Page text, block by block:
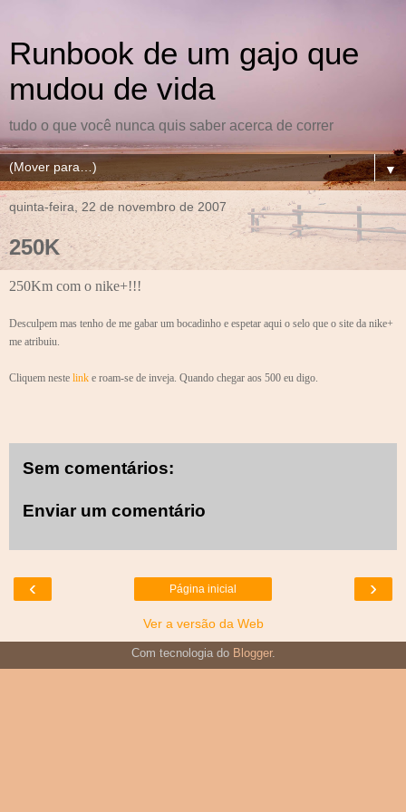
Runbook de um gajo que
mudou de vida
tudo o que você nunca quis saber acerca de correr
▼
quinta-feira, 22 de novembro de 2007
250K
250Km com o nike+!!!
Desculpem mas tenho de me gabar um bocadinho e espetar aqui o selo que o site da nike+
me atribuiu.
Cliquem neste link e roam-se de inveja. Quando chegar aos 500 eu digo.
Sem comentários:
Enviar um comentário
‹ ›
Página inicial
Ver a versão da Web
Com tecnologia do Blogger.